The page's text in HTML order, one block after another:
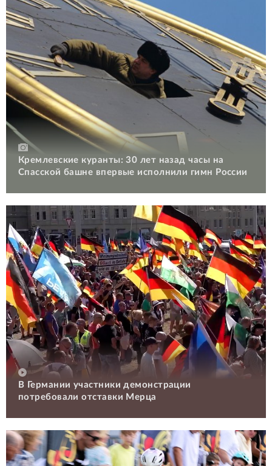
Кремлевские куранты: 30 лет назад часы на
Спасской башне впервые исполнили гимн России
В Германии участники демонстрации
потребовали отставки Мерца